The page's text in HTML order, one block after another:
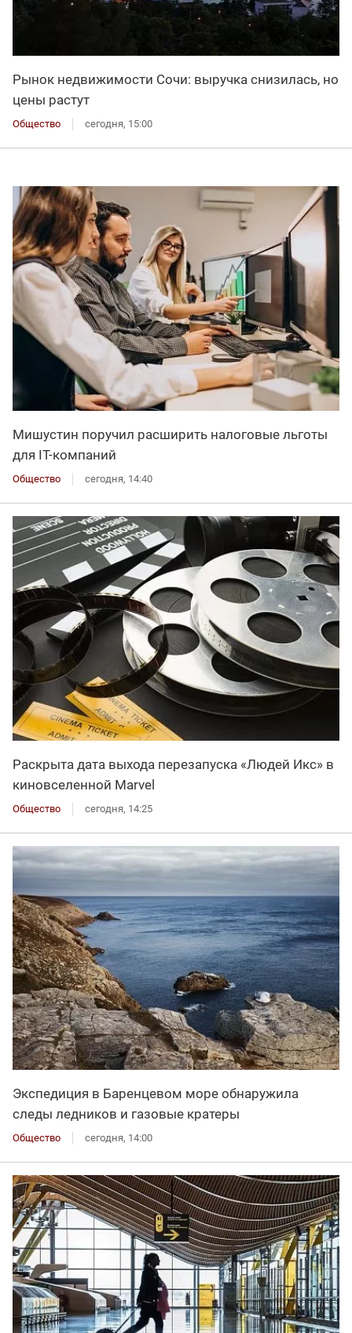
Рынок недвижимости Сочи: выручка снизилась, но
цены растут
Общество сегодня, 15:00
Мишустин поручил расширить налоговые льготы
для IT-компаний
Общество сегодня, 14:40
Раскрыта дата выхода перезапуска «Людей Икс» в
киновселенной Marvel
Общество сегодня, 14:25
Экспедиция в Баренцевом море обнаружила
следы ледников и газовые кратеры
Общество сегодня, 14:00